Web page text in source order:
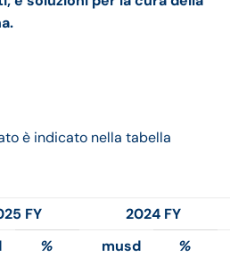
è indicato nella tabella
FY
2024 FY
% musd
%